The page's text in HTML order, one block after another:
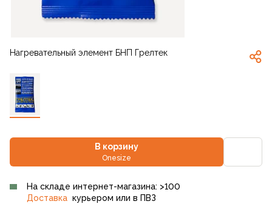
Нагревательный элемент БНП Грелтек
В корзину
Onesize
На складе интернет-магазина: >100
Доставка курьером или в ПВЗ